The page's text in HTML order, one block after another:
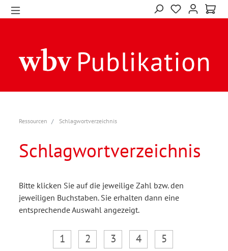
Ressourcen Schlagwortverzeichnis
Schlagwortverzeichnis
Bitte klicken Sie auf die jeweilige Zahl bzw. den
jeweiligen Buchstaben. Sie erhalten dann eine
entsprechende Auswahl angezeigt.
1 2 3 4
5